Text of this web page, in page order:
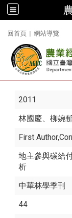
回首頁 | 網站導覽
2011
林國慶、柳婉
First
地主參與碳給
析
中華林學季刊
44